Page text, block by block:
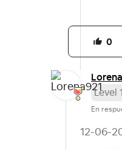
0
Level
En
‎12-06-